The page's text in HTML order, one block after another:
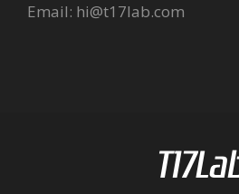
Email: hi@t17lab.com